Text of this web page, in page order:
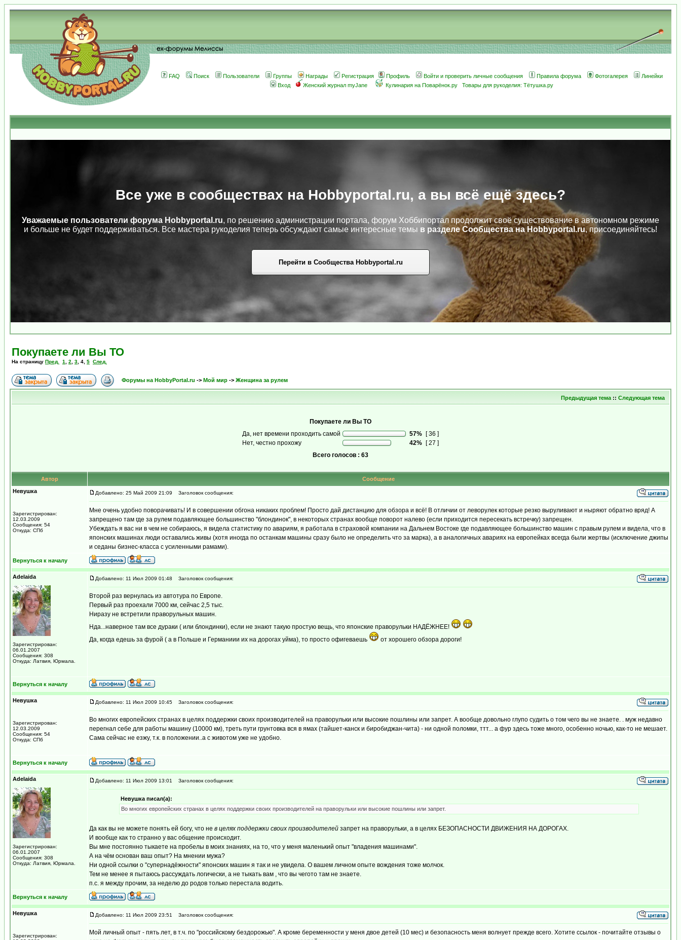
FAQ Поиск Пользователи Группы Награды Регистрация Профиль Войти и проверить личные сообщения Правила форума Фотогалерея
Линейки
Вход
Женский журнал myJane Кулинария на Поварёнок.ру Товары для рукоделия: Тётушка.ру
Все уже в сообществах на Hobbyportal.ru, а вы всё ещё здесь?
Уважаемые пользователи форума Hobbyportal.ru, по решению администрации портала, форум Хоббипортал продолжит своё существование в автономном режиме
и больше не будет поддерживаться. Все мастера рукоделия теперь обсуждают самые интересные темы в разделе Сообщества на Hobbyportal.ru, присоединяйтесь!
Перейти в Сообщества Hobbyportal.ru
Покупаете ли Вы ТО
На страницу Пред. 1 2 3 4 5 След.
Форумы на HobbyPortal.ru -> Мой мир -> Женщина за рулем
Предыдущая тема :: Следующая тема
Покупаете ли Вы ТО
Да, нет времени проходить самой
57% [ 36 ]
Нет, честно прохожу
42% [ 27 ]
Всего голосов : 63
Автор
Сообщение
Невушка
Зарегистрирован:
12.03.2009
Сообщения: 54
Откуда: СПб
Добавлено: 25 Май 2009 21:09 Заголовок сообщения:
Мне очень удобно поворачивать! И в совершении обгона никаких проблем! Просто дай дистанцию для обзора и всё! В отличии от леворулек которые резко выруливают и ныряют обратно вряд! А
запрещено там где за рулем подавляющее большинство "блондинок", в некоторых странах вообще поворот налево (если приходится пересекать встречку) запрещен.
Убеждать я вас ни в чем не собираюсь, я видела статистику по авариям, я работала в страховой компании на Дальнем Востоке где подавляющее большинство машин с правым рулем и видела, что в
японских машинах люди оставались живы (хотя иногда по останкам машины сразу было не определить что за марка), а в аналогичных авариях на европейках всегда были жертвы (исключение джипы
и седаны бизнес-класса с усиленными рамами).
Вернуться к началу
Adelaida
Зарегистрирован:
06.01.2007
Сообщения: 308
Откуда: Латвия, Юрмала.
Добавлено: 11 Июл 2009 01:48 Заголовок сообщения:
Второй раз вернулась из автотура по Европе.
Первый раз проехали 7000 км, сейчас 2,5 тыс.
Ниразу не встретили праворульных машин.
Нда...наверное там все дураки ( или блондинки), если не знают такую простую вещь, что японские праворульки НАДЁЖНЕЕ!
Да, когда едешь за фурой ( а в Польше и Германиии их на дорогах уйма), то просто офигеваешь
от хорошего обзора дороги!
Вернуться к началу
Невушка
Зарегистрирован:
12.03.2009
Сообщения: 54
Откуда: СПб
Добавлено: 11 Июл 2009 10:45 Заголовок сообщения:
Во многих европейских странах в целях поддержки своих производителей на праворульки или высокие пошлины или запрет. А вообще довольно глупо судить о том чего вы не знаете. . муж недавно
перегнал себе для работы машину (10000 км), треть пути грунтовка вся в ямах (тайшет-канск и биробиджан-чита) - ни одной поломки, ттт... а фур здесь тоже много, особенно ночью, как-то не мешает.
Сама сейчас не езжу, т.к. в положении..а с животом уже не удобно.
Вернуться к началу
Adelaida
Зарегистрирован:
06.01.2007
Сообщения: 308
Откуда: Латвия, Юрмала.
Добавлено: 11 Июл 2009 13:01 Заголовок сообщения:
Невушка писал(а):
Во многих европейских странах в целях поддержки своих производителей на праворульки или высокие пошлины или запрет.
Да как вы не можете понять ей богу, что не в целях поддержки своих производителей запрет на праворульки, а в целях БЕЗОПАСНОСТИ ДВИЖЕНИЯ НА ДОРОГАХ.
И вообще как то странно у вас общение происходит.
Вы мне постоянно тыкаете на пробелы в моих знаниях, на то, что у меня маленький опыт "владения машинами".
А на чём основан ваш опыт? На мнении мужа?
Ни одной ссылки о "супернадёжности" японских машин я так и не увидела. О вашем личном опыте вождения тоже молчок.
Тем не менее я пытаюсь рассуждать логически, а не тыкать вам , что вы чегото там не знаете.
п.с. я между прочим, за неделю до родов только перестала водить.
Вернуться к началу
Невушка
Зарегистрирован:
Добавлено: 11 Июл 2009 23:51 Заголовок сообщения:
Мой личный опыт - пять лет, в т.ч. по "российскому бездорожью". А кроме беременности у меня двое детей (10 мес) и безопасность меня волнует прежде всего. Хотите ссылок - почитайте отзывы о